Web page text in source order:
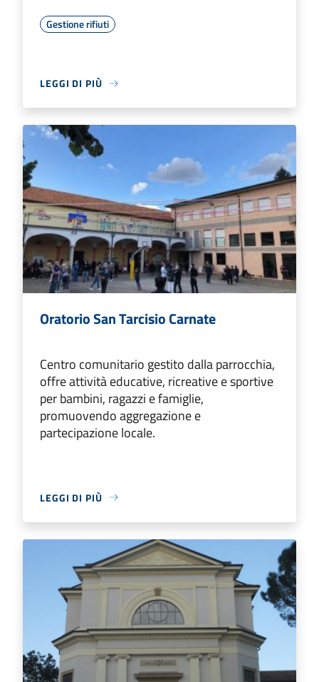
Gestione rifiuti
LEGGI DI PIÙ
Oratorio San Tarcisio Carnate
Centro comunitario gestito dalla parrocchia,
offre attività educative, ricreative e sportive
per bambini, ragazzi e famiglie,
promuovendo aggregazione e
partecipazione locale.
LEGGI DI PIÙ